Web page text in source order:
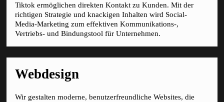
Tiktok ermöglichen direkten Kontakt zu Kunden. Mit der
richtigen Strategie und knackigen Inhalten wird Social-
Media-Marketing zum effektiven Kommunikations-,
Vertriebs- und Bindungstool für Unternehmen.
Webdesign
Wir gestalten moderne, benutzerfreundliche Websites, die